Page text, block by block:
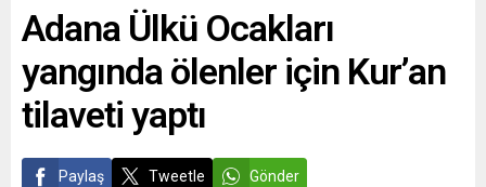
Adana Ülkü Ocakları
yangında ölenler için Kur’an
tilaveti yaptı
Paylaş Tweetle Gönder